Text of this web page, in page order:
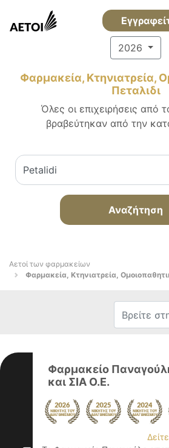
2026
Φαρμακεία, Κτηνιατρεία,
Πεταλιδι
Όλες οι επιχειρήσεις από
βραβεύτηκαν από την
Αναζήτηση
Αετοί των φαρμακείων
Φαρμακεία, Κτηνιατρεία,
Φαρμακείο
και ΣΙΑ Ο.Ε.